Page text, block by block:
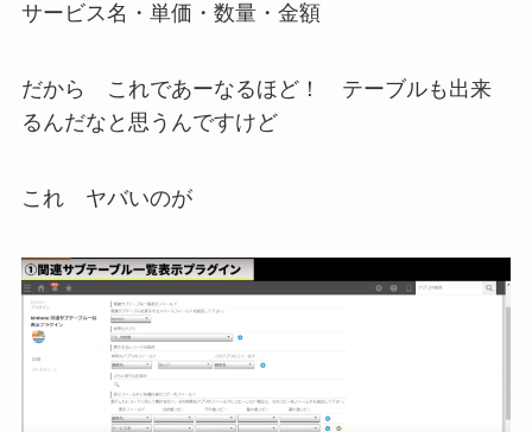
サービス名・単価・数量・金額
だから これであーなるほど！ テーブルも出来
るんだなと思うんですけど
これ ヤバいのが